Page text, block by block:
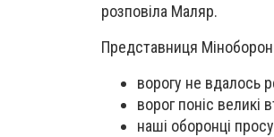
розповіла Маляр.
Представниця
ворогу не вдалось
ворог поніс великі
наші оборонці